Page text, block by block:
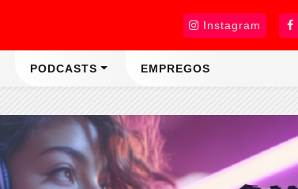
Instagram
PODCASTS EMPREGOS